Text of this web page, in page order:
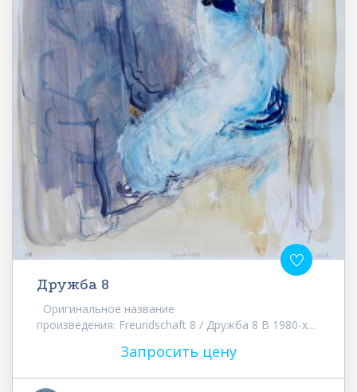
Дружба 8
Оригинальное название
произведения: Freundschaft 8 / Дружба 8 В 1980-х...
Запросить цену